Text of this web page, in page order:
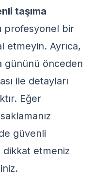
taşıma
profesyonel bir
etmeyin. Ayrıca,
gününü önceden
ile detayları
Eğer
güvenli
dikkat etmeniz